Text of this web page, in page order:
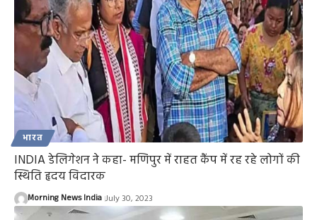
भारत
INDIA डेलिगेशन ने कहा- मणिपुर में राहत कैंप में रह रहे लोगों की
स्थिति हृदय विदारक
Morning News India July 30, 2023